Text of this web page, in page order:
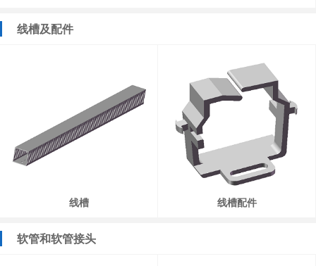
线槽及配件
线槽 线槽配件
软管和软管接头